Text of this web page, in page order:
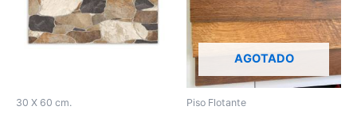
30 X 60 cm.
AGOTADO
Piso Flotante